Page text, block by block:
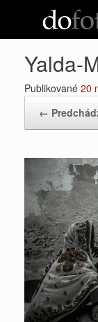
Yalda-
Publikované 20
←